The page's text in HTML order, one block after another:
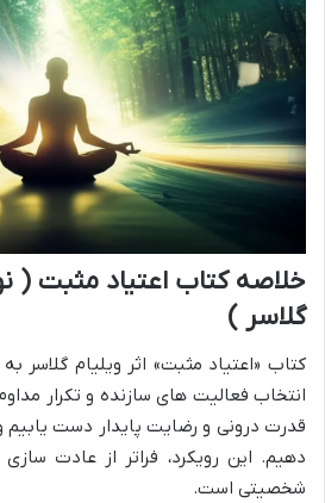
خلاصه کتاب اعتیاد مثبت (
گلاسر )
کتاب «اعتیاد مثبت» اثر ویلیام گلاسر
انتخاب فعالیت های سازنده و تکرار
قدرت درونی و رضایت پایدار دست یابیم
دهیم. این رویکرد، فراتر از عادت
شخصیتی است.